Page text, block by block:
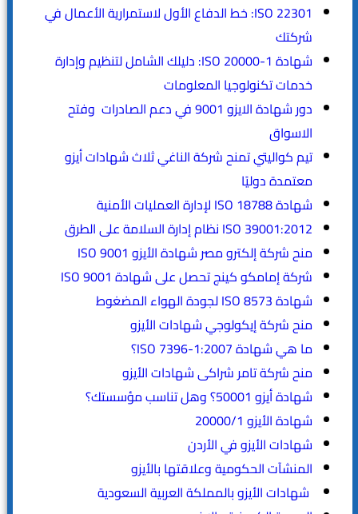
ISO 22301: خط الدفاع الأول لاستمرارية الأعمال في
شركتك
شهادة ISO 20000-1: دليلك الشامل لتنظيم وإدارة
خدمات تكنولوجيا المعلومات
دور شهادة الايزو 9001 في دعم الصادرات وفتح
الاسواق
تيم كواليتي تمنح شركة الناغي ثلاث شهادات أيزو
معتمدة دوليًا
شهادة ISO 18788 لإدارة العمليات الأمنية
ISO 39001:2012 نظام إدارة السلامة على الطرق
منح شركة إلكترو مصر شهادة الأيزو ISO 9001
شركة إمامكو كينج تحصل على شهادة ISO 9001
شهادة ISO 8573 لجودة الهواء المضغوط
منح شركة إيكولوجي شهادات الأيزو
ما هي شهادة ISO 7396-1:2007؟
منح شركة تامر شراكى شهادات الأيزو
شهادة أيزو 50001؟ وهل تناسب مؤسستك؟
شهادة الأيزو 20000/1
شهادات الأيزو في الأردن
المنشآت الحكومية وعلاقتها بالأيزو
شهادات الأيزو بالمملكة العربية السعودية